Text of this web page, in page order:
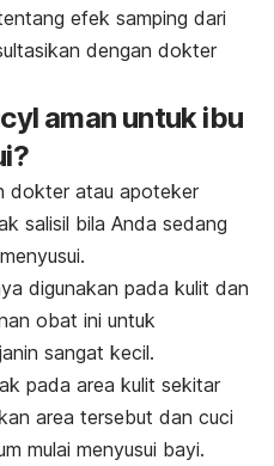
efek samping dari
dengan dokter
aman untuk ibu
dokter atau apoteker
salisil bila Anda sedang
digunakan pada kulit dan
obat ini untuk
sangat kecil.
pada area kulit sekitar
area tersebut dan cuci
mulai menyusui bayi.